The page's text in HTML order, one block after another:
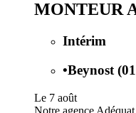
MONTEUR
Intérim
•Beynost
Le 7 août
Notre agence